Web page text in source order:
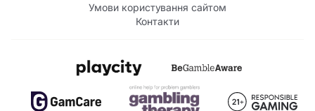
Умови користування сайтом
Контакти